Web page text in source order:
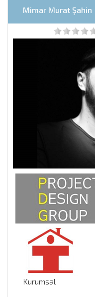
Mimar Murat Şahin
Kurumsal